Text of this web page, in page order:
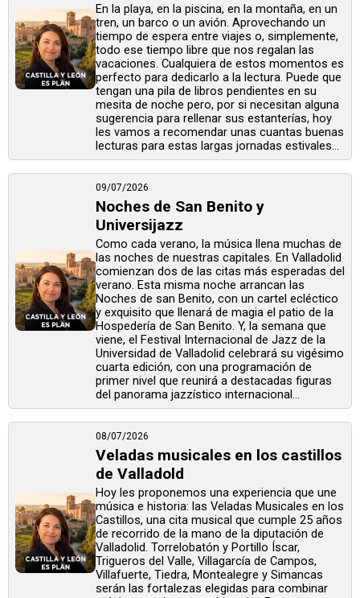
En la playa, en la piscina, en la montaña, en un
tren, un barco o un avión. Aprovechando un
tiempo de espera entre viajes o, simplemente,
todo ese tiempo libre que nos regalan las
vacaciones. Cualquiera de estos momentos es
perfecto para dedicarlo a la lectura. Puede que
tengan una pila de libros pendientes en su
mesita de noche pero, por si necesitan alguna
sugerencia para rellenar sus estanterías, hoy
les vamos a recomendar unas cuantas buenas
lecturas para estas largas jornadas estivales...
09/07/2026
Noches de San Benito y
Universijazz
Como cada verano, la música llena muchas de
las noches de nuestras capitales. En Valladolid
comienzan dos de las citas más esperadas del
verano. Esta misma noche arrancan las
Noches de san Benito, con un cartel ecléctico
y exquisito que llenará de magia el patio de la
Hospedería de San Benito. Y, la semana que
viene, el Festival Internacional de Jazz de la
Universidad de Valladolid celebrará su vigésimo
cuarta edición, con una programación de
primer nivel que reunirá a destacadas figuras
del panorama jazzístico internacional...
08/07/2026
Veladas musicales en los castillos
de Valladold
Hoy les proponemos una experiencia que une
música e historia: las Veladas Musicales en los
Castillos, una cita musical que cumple 25 años
de recorrido de la mano de la diputación de
Valladolid. Torrelobatón y Portillo Íscar,
Trigueros del Valle, Villagarcía de Campos,
Villafuerte, Tiedra, Montealegre y Simancas
serán las fortalezas elegidas para combinar